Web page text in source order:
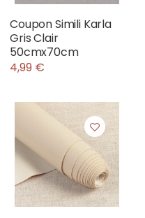
Coupon Simili Karla
Gris Clair
50cmx70cm
4,99 €